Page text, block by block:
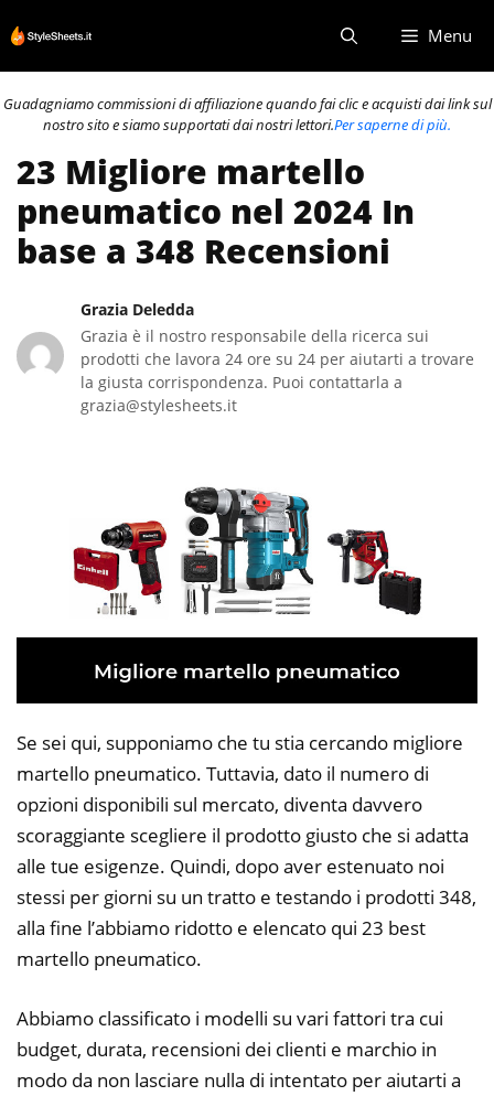
al
contenuto
Menu
Guadagniamo commissioni di affiliazione quando fai clic e acquisti dai link sul
nostro sito e siamo supportati dai nostri lettori.Per saperne di più.
23 Migliore martello
pneumatico nel 2024 In
base a 348 Recensioni
Grazia Deledda
Grazia è il nostro responsabile della ricerca sui
prodotti che lavora 24 ore su 24 per aiutarti a trovare
la giusta corrispondenza. Puoi contattarla a
grazia@stylesheets.it
Se sei qui, supponiamo che tu stia cercando migliore
martello pneumatico. Tuttavia, dato il numero di
opzioni disponibili sul mercato, diventa davvero
scoraggiante scegliere il prodotto giusto che si adatta
alle tue esigenze. Quindi, dopo aver estenuato noi
stessi per giorni su un tratto e testando i prodotti 348,
alla fine l’abbiamo ridotto e elencato qui 23 best
martello pneumatico.
Abbiamo classificato i modelli su vari fattori tra cui
budget, durata, recensioni dei clienti e marchio in
modo da non lasciare nulla di intentato per aiutarti a